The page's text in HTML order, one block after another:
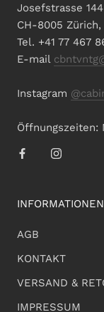
Josefstrasse 144
CH-8005
Tel. +41 77 467
E-mail
Instagram
Öffnungszeiten:
INFORMATIONEN
AGB
KONTAKT
VERSAND &
IMPRESSUM